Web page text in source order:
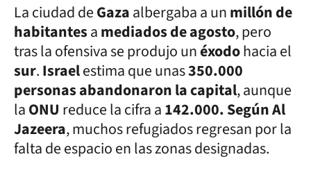
La ciudad deGazaalbergaba a unmillón de
habitantesamediados de agosto, pero
tras la ofensiva se produjo unéxodohacia el
sur.Israelestima que unas350.000
personas abandonaron la capital, aunque
laONU reduce la cifra a142.000. Según Al
Jazeera, muchos refugiados regresan por la
falta de espacio en las zonas designadas.